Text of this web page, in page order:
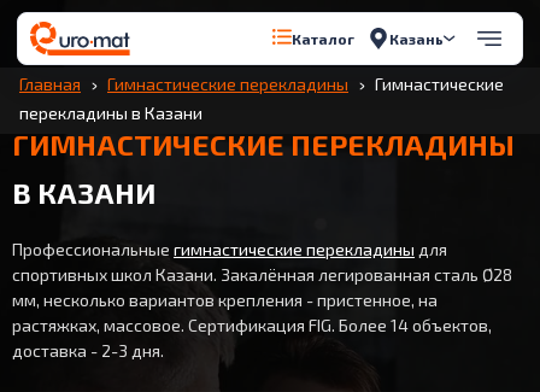
Каталог Казань
Главная Гимнастические перекладины
Гимнастические
перекладины в Казани
ГИМНАСТИЧЕСКИЕ ПЕРЕКЛАДИНЫ
В КАЗАНИ
Профессиональные гимнастические перекладины для
спортивных школ Казани. Закалённая легированная сталь Ø28
мм, несколько вариантов крепления - пристенное, на
растяжках, массовое. Сертификация FIG. Более 14 объектов,
доставка - 2-3 дня.